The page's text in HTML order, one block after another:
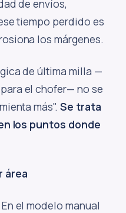
de envíos,
tiempo perdido es
los márgenes.
de última milla —
el chofer— no se
más".Se trata
los puntos donde
área
En el modelo manual